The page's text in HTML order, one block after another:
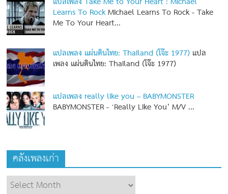
Learns To RockMichael Learns To Rock - Take
Me To Your Heart...
แปลเพลง แผ่นดินไทย: Thailand (โจ๊ะ 1977) แปล
เพลง แผ่นดินไทย: Thailand (โจ๊ะ 1977)
แปลเพลง really like you – BABYMONSTER
BABYMONSTER - ‘Really Like You’ M/V ...
คลังเพลงเก่า